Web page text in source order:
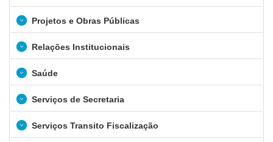
Projetos e Obras Públicas
Relações Institucionais
Saúde
Serviços de Secretaria
Serviços Transito Fiscalização